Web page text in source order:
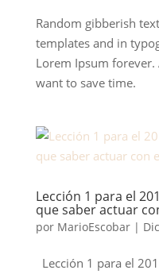
Random gibberish
templates and in
Lorem Ipsum
want to save time.
Lección 1 para el
que saber actuar
por MarioEscobar|
Lección 1 para el